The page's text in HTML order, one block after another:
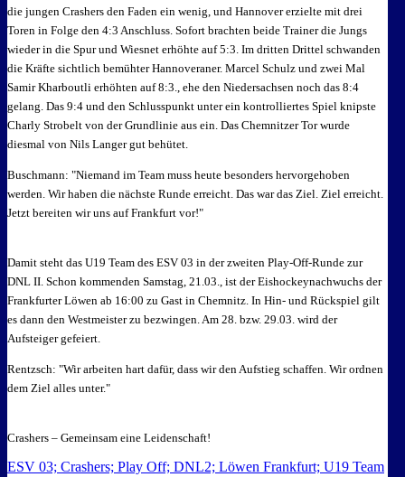
die jungen Crashers den Faden ein wenig, und Hannover erzielte mit drei
Toren in Folge den 4:3 Anschluss. Sofort brachten beide Trainer die Jungs
wieder in die Spur und Wiesnet erhöhte auf 5:3. Im dritten Drittel schwanden
die Kräfte sichtlich bemühter Hannoveraner. Marcel Schulz und zwei Mal
Samir Kharboutli erhöhten auf 8:3., ehe den Niedersachsen noch das 8:4
gelang. Das 9:4 und den Schlusspunkt unter ein kontrolliertes Spiel knipste
Charly Strobelt von der Grundlinie aus ein. Das Chemnitzer Tor wurde
diesmal von Nils Langer gut behütet.
Buschmann: "Niemand im Team muss heute besonders hervorgehoben
werden. Wir haben die nächste Runde erreicht. Das war das Ziel. Ziel erreicht.
Jetzt bereiten wir uns auf Frankfurt vor!"
Damit steht das U19 Team des ESV 03 in der zweiten Play-Off-Runde zur
DNL II. Schon kommenden Samstag, 21.03., ist der Eishockeynachwuchs der
Frankfurter Löwen ab 16:00 zu Gast in Chemnitz. In Hin- und Rückspiel gilt
es dann den Westmeister zu bezwingen. Am 28. bzw. 29.03. wird der
Aufsteiger gefeiert.
Rentzsch: "Wir arbeiten hart dafür, dass wir den Aufstieg schaffen. Wir ordnen
dem Ziel alles unter."
Crashers – Gemeinsam eine Leidenschaft!
ESV 03; Crashers; Play Off; DNL2; Löwen Frankfurt; U19 Team